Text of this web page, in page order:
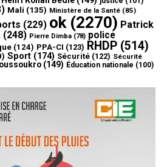
Mali (135) Ministère de la Santé(85)
(229) ok(2270) Patrick
(248) Pierre Dimba(78) police
(124) PPA-CI (123) RHDP(514)
Sport(174) Sécurité(122) Sécurité
(149) Éducation nationale (100)